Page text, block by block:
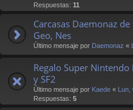
Respuestas: 11
Carcasas Daemonaz
Geo, Nes
Último mensaje por Daemonaz «
Regalo Super
y SF2
Último mensaje por Kaede « Lun,
Respuestas: 5